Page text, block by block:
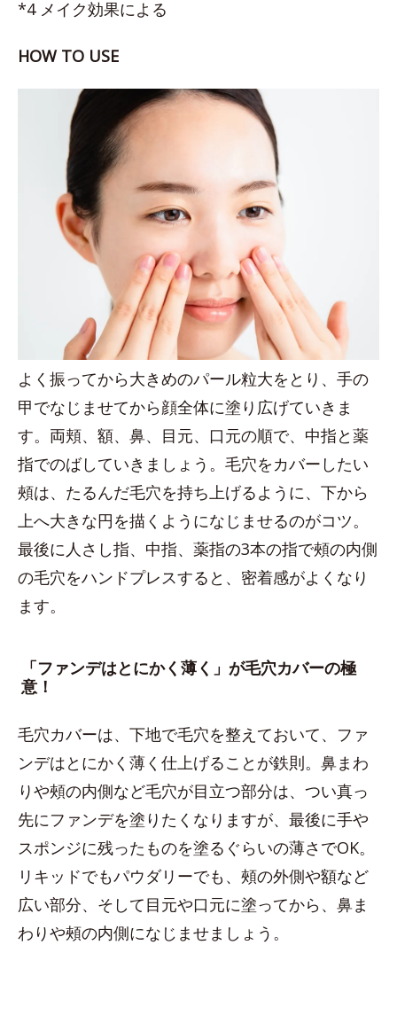
*4 メイク効果による
HOW TO USE
よく振ってから大きめのパール粒大をとり、手の
甲でなじませてから顔全体に塗り広げていきま
す。両頬、額、鼻、目元、口元の順で、中指と薬
指でのばしていきましょう。毛穴をカバーしたい
頰は、たるんだ毛穴を持ち上げるように、下から
上へ大きな円を描くようになじませるのがコツ。
最後に人さし指、中指、薬指の3本の指で頰の内側
の毛穴をハンドプレスすると、密着感がよくなり
ます。
「ファンデはとにかく薄く」が毛穴カバーの極
意！
毛穴カバーは、下地で毛穴を整えておいて、ファ
ンデはとにかく薄く仕上げることが鉄則。鼻まわ
りや頰の内側など毛穴が目立つ部分は、つい真っ
先にファンデを塗りたくなりますが、最後に手や
スポンジに残ったものを塗るぐらいの薄さでOK。
リキッドでもパウダリーでも、頰の外側や額など
広い部分、そして目元や口元に塗ってから、鼻ま
わりや頰の内側になじませましょう。